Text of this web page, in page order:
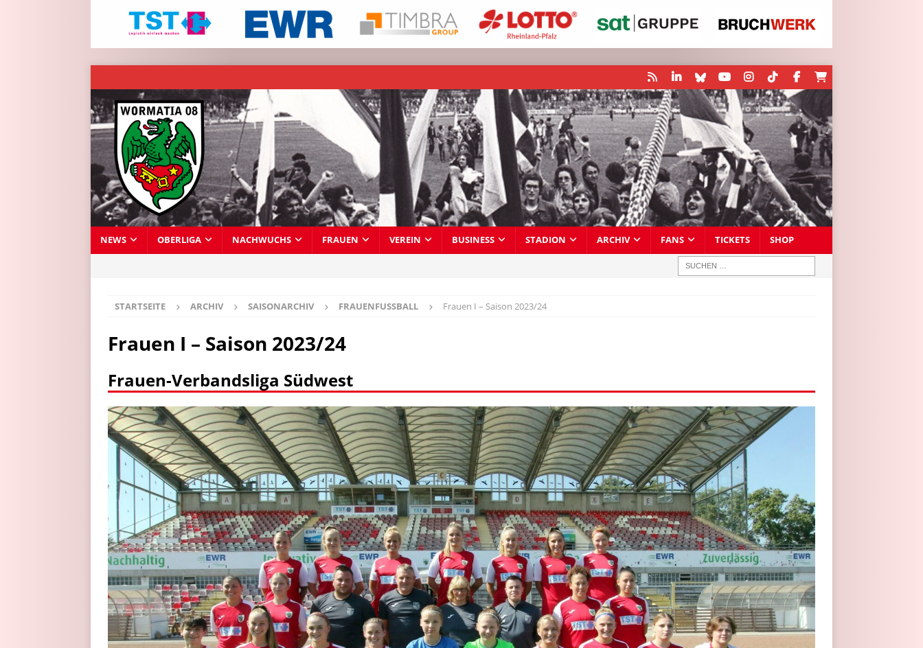
NEWS OBERLIGA NACHWUCHS FRAUEN VEREIN BUSINESS STADION ARCHIV FANS TICKETS SHOP
STARTSEITE ARCHIV SAISONARCHIV FRAUENFUSSBALL Frauen I – Saison 2023/24
Frauen I – Saison 2023/24
Frauen-Verbandsliga Südwest